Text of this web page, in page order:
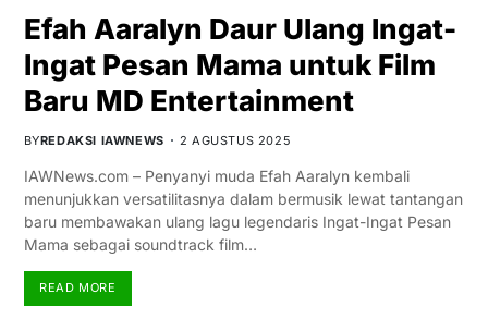
Efah Aaralyn Daur Ulang Ingat-
Ingat Pesan Mama untuk Film
Baru MD Entertainment
BYREDAKSI IAWNEWS 2 AGUSTUS 2025
IAWNews.com – Penyanyi muda Efah Aaralyn kembali
menunjukkan versatilitasnya dalam bermusik lewat tantangan
baru membawakan ulang lagu legendaris Ingat-Ingat Pesan
Mama sebagai soundtrack film…
READ MORE